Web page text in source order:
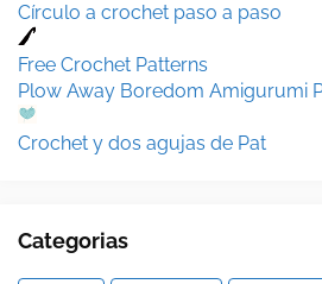
Círculo a crochet paso a paso
Free Crochet Patterns
Plow Away Boredom Amigurumi
Crochet y dos agujas de Pat
Categorias